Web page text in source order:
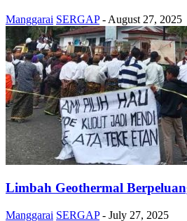
Manggarai SERGAP - August 27, 2025
Limbah Geothermal
Manggarai SERGAP - July 27, 2025